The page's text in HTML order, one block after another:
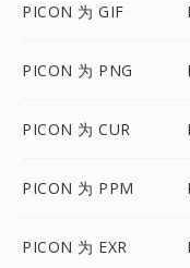
PICON 为 GIF
PICON 为 PNG
PICON 为 CUR
PICON 为 PPM
PICON 为 EXR